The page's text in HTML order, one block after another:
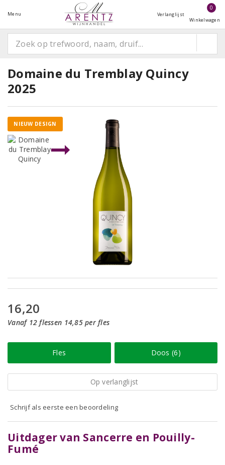
Menu Verlanglijst
0
Winkelwagen
Domaine du Tremblay Quincy
2025
NIEUW DESIGN
16,20
Vanaf 12 flessen 14,85 per fles
Fles Doos (6)
Op verlanglijst
Schrijf als eerste een beoordeling
Uitdager van Sancerre en Pouilly-
Fumé